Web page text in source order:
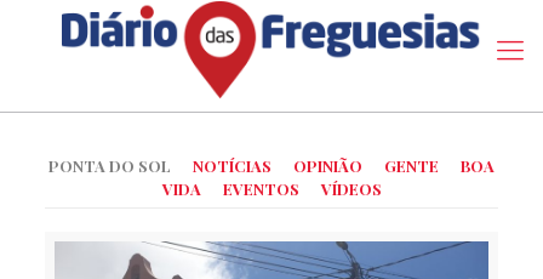
PONTA DO SOL NOTÍCIAS OPINIÃO GENTE
BOA
VIDA
EVENTOS VÍDEOS